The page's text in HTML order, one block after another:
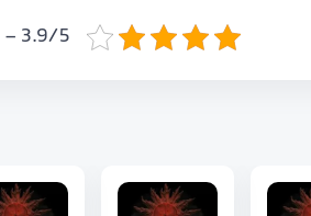
3.9/5 - (15 امتیاز)